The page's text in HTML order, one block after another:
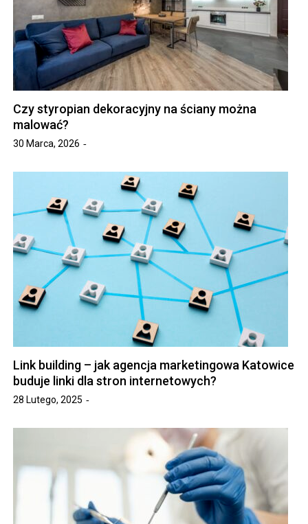
Czy styropian dekoracyjny na ściany można
malować?
30 Marca, 2026
Link building – jak agencja marketingowa Katowice
buduje linki dla stron internetowych?
28 Lutego, 2025